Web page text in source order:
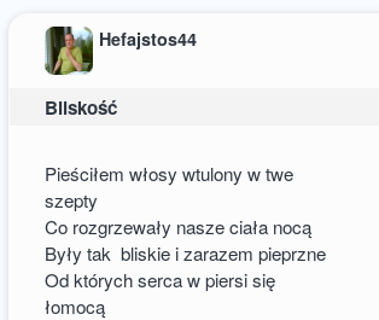
Hefajstos44
Bliskość
Pieściłem włosy wtulony w twe
szepty
Co rozgrzewały nasze ciała nocą
Były tak bliskie i zarazem pieprzne
Od których serca w piersi się
łomocą